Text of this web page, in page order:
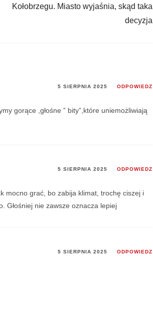
Kołobrzegu. Miasto wyjaśnia, skąd taka
decyzja
5 SIERPNIA 2025 ODPOWIEDZ
gorące ,głośne ” bity”,które uniemożliwiają
5 SIERPNIA 2025 ODPOWIEDZ
mocno grać, bo zabija klimat, trochę ciszej i
Głośniej nie zawsze oznacza lepiej
5 SIERPNIA 2025 ODPOWIEDZ